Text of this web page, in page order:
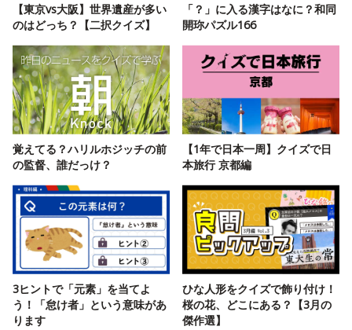
【東京vs大阪】世界遺産が多い
のはどっち？【二択クイズ】
「？」に入る漢字はなに？和同
開珎パズル166
覚えてる？ハリルホジッチの前
の監督、誰だっけ？
【1年で日本一周】クイズで日
本旅行 京都編
3ヒントで「元素」を当てよ
う！「怠け者」という意味があ
ります
ひな人形をクイズで飾り付け！
桜の花、どこにある？【3月の
傑作選】